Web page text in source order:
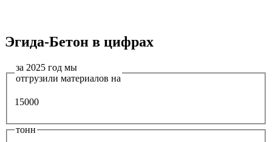
Эгида-Бетон в цифрах
за 2025 год мы
отгрузили материалов на
15000
тонн